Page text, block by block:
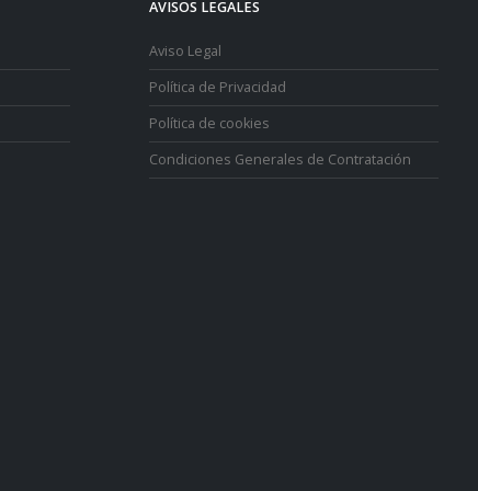
AVISOS LEGALES
Aviso Legal
Política de Privacidad
Política de cookies
Condiciones Generales de Contratación